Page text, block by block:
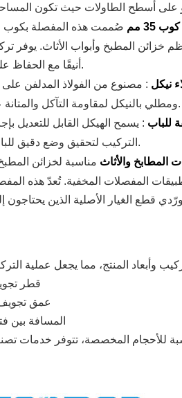
35 مم
المطبخ وأبواب الأثاث. يوفر
أنيقًا مع الحفاظ على قوة تثبيت متينة.
نيكل : مصنوع من الفولاذ المدلفن على
ومطلي بالنيكل لمقاومة التآكل والمتانة على المدى الطويل.
للباب : يسمح الهيكل القابل للتعديل
التركيب لتحقيق وضع دقيق للباب وأداء فتح سلس.
المطابخ والأثاث مناسبة لخزائن
المفصلات المخفية. تُعدّ هذه
قطع الغيار الأصلية الذين يحتاجون
قطر
عمق تجويف
المسافة بين